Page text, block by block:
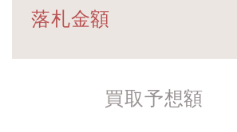
落札金額
買取予想額